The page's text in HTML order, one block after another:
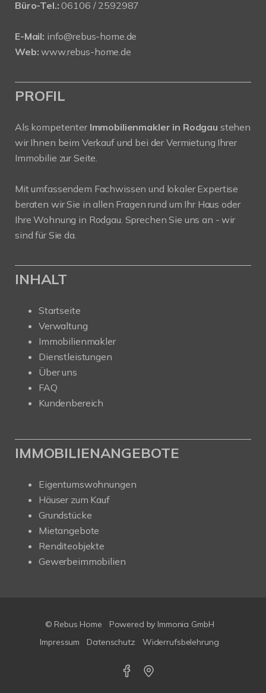
Büro-Tel.:06106 / 2592987
E-Mail: info@rebus-home.de
Web:www.rebus-home.de
PROFIL
Als kompetenter Immobilienmakler in Rodgau stehen
wir Ihnen beim Verkauf und bei der Vermietung Ihrer
Immobilie zur Seite.
Mit umfassendem Fachwissen und lokaler Expertise
beraten wir Sie in allen Fragen rund um Ihr Haus oder
Ihre Wohnung in Rodgau. Sprechen Sie uns an - wir
sind für Sie da.
INHALT
Startseite
Verwaltung
Immobilienmakler
Dienstleistungen
Über uns
FAQ
Kundenbereich
IMMOBILIENANGEBOTE
Eigentumswohnungen
Häuser zum Kauf
Grundstücke
Mietangebote
Renditeobjekte
Gewerbeimmobilien
© Rebus Home
Powered by Immonia GmbH
Impressum
Datenschutz Widerrufsbelehrung